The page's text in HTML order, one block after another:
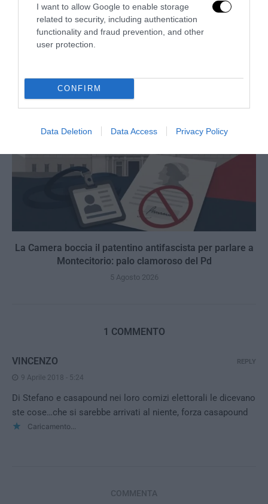
I want to allow Google to enable storage
related to security, including authentication
functionality and fraud prevention, and other
user protection.
CONFIRM
Data Deletion Data Access Privacy Policy
Remigrazione, il Copasir riconosce all’antifascismo il
veto del disordine
La Camera boccia il patentino antifascista per parlare a
Montecitorio: palo clamoroso del Pd
5 Agosto 2026
1 COMMENTO
VINCENZO
9 Aprile 2018 - 5:24
Di Stefano e casapound nei loro comizi elettorali le dicevano
ste cose…che si sarebbe arrivati al niente, forza casapound
Caricamento...
REPLY
COMMENTA